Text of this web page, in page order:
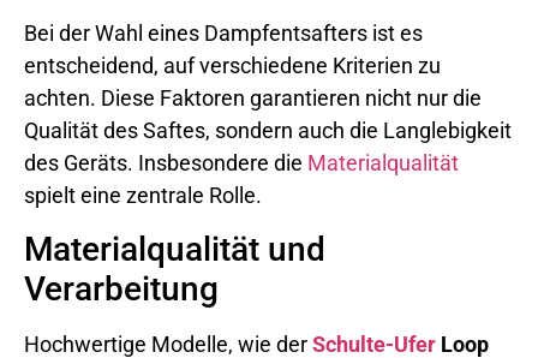
Bei der Wahl eines Dampfentsafters ist es
entscheidend, auf verschiedene Kriterien zu
achten. Diese Faktoren garantieren nicht nur die
Qualität des Saftes, sondern auch die Langlebigkeit
des Geräts. Insbesondere die Materialqualität
spielt eine zentrale Rolle.
Materialqualität und
Verarbeitung
Hochwertige Modelle, wie derSchulte-Ufer Loop